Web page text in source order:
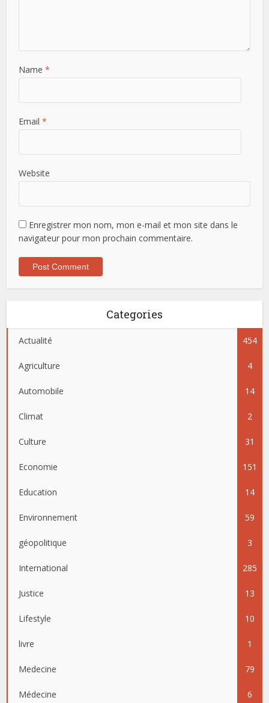
Name *
Email *
Website
Enregistrer mon nom, mon e-mail et mon site dans le
navigateur pour mon prochain commentaire.
Categories
Actualité 454
Agriculture 4
Automobile 14
Climat 2
Culture 31
Economie 151
Education 14
Environnement 59
géopolitique 3
International 285
Justice 13
Lifestyle 10
livre 1
Medecine 79
Médecine 6